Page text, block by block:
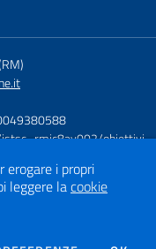
obiettivi
by
Designers Italia
erogare i propri
leggere lacookie